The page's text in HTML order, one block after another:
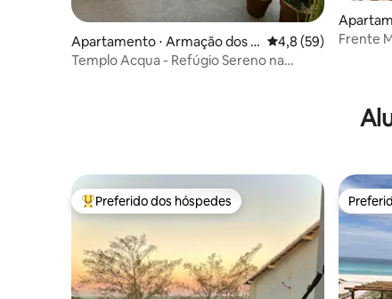
Apartamento ⋅ Armação dos B
úzios
4,8 de uma
4,8 (59)
Templo Acqua - Refúgio Sereno na
bo
Frente
Entre os melhores preferidos dos hóspedes
Preferido dos hóspedes